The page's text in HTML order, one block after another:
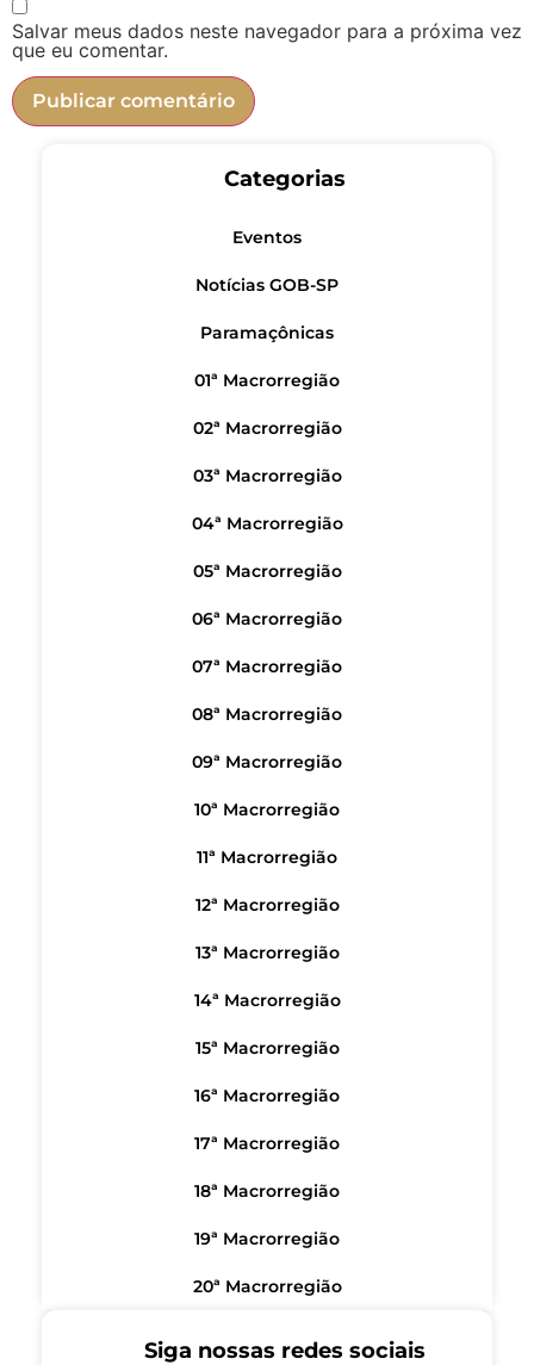
Salvar meus dados neste navegador para a próxima vez
que eu comentar.
Categorias
Eventos
Notícias GOB-SP
Paramaçônicas
01ª Macrorregião
02ª Macrorregião
03ª Macrorregião
04ª Macrorregião
05ª Macrorregião
06ª Macrorregião
07ª Macrorregião
08ª Macrorregião
09ª Macrorregião
10ª Macrorregião
11ª Macrorregião
12ª Macrorregião
13ª Macrorregião
14ª Macrorregião
15ª Macrorregião
16ª Macrorregião
17ª Macrorregião
18ª Macrorregião
19ª Macrorregião
20ª Macrorregião
Siga nossas redes sociais